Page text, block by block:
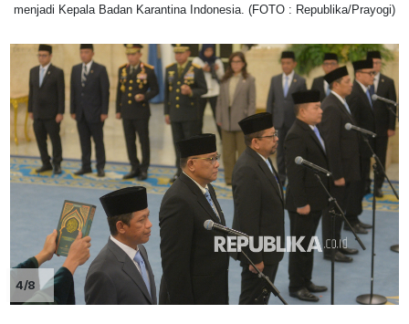
menjadi Kepala Badan Karantina Indonesia. (FOTO : Republika/Prayogi)
4/8